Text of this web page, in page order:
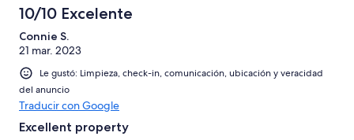
10/10 Excelente
Connie S.
21 mar. 2023
Le gustó: Limpieza, check-in, comunicación, ubicación y veracidad
del anuncio
Traducir con Google
Excellent property